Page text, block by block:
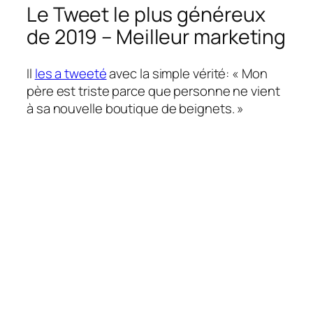
Le Tweet le plus généreux
de 2019 – Meilleur marketing
Il les a tweetéavec la simple vérité: « Mon
père est triste parce que personne ne vient
à sa nouvelle boutique de beignets. »